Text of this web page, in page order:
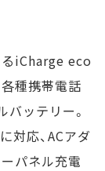
るiCharge eco
種携帯電話
ッテリー。
対応、ACアダ
パネル充電